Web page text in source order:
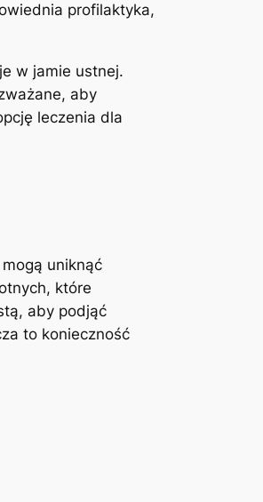
profilaktyka,
w jamie ustnej.
aby
leczenia dla
uniknąć
które
‍aby podjąć
to konieczność